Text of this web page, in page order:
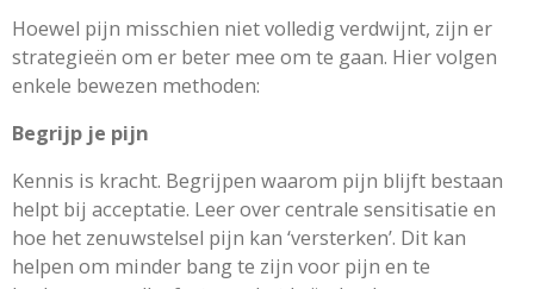
Hoewel pijn misschien niet volledig verdwijnt, zijn er
strategieën om er beter mee om te gaan. Hier volgen
enkele bewezen methoden:
Begrijp je pijn
Kennis is kracht. Begrijpen waarom pijn blijft bestaan
helpt bij acceptatie. Leer over centrale sensitisatie en
hoe het zenuwstelsel pijn kan ‘versterken’. Dit kan
helpen om minder bang te zijn voor pijn en te